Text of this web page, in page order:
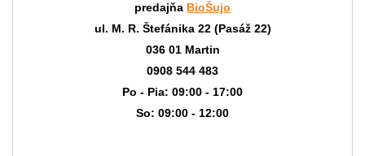
predajňa BioŠujo
ul. M. R. Štefánika 22 (Pasáž 22)
036 01 Martin
0908 544 483
Po - Pia: 09:00 - 17:00
So: 09:00 - 12:00